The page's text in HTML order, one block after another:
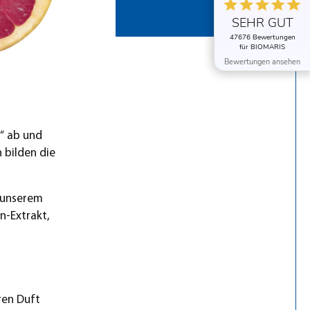
ab und
bilden die
Extrakt,
Duft
SEHR GUT
47676 Bewertungen
für BIOMARIS
Bewertungen ansehen
SEHR GUT
47676 Bewertungen
für BIOMARIS
Bewertungen ansehen